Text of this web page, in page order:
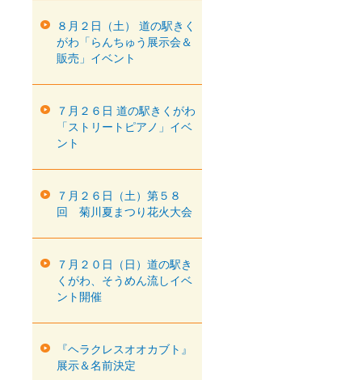
８月２日（土） 道の駅きく
がわ「らんちゅう展示会＆
販売」イベント
７月２６日 道の駅きくがわ
「ストリートピアノ」イベ
ント
７月２６日（土）第５８
回 菊川夏まつり花火大会
７月２０日（日）道の駅き
くがわ、そうめん流しイベ
ント開催
『ヘラクレスオオカブト』
展示＆名前決定